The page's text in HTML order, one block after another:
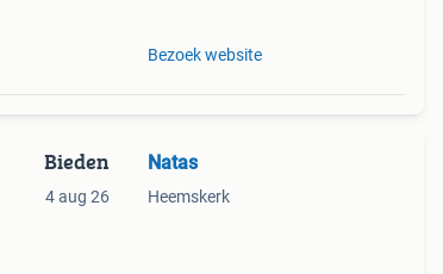
Bezoek website
Bieden
4 aug 26
Natas
Heemskerk